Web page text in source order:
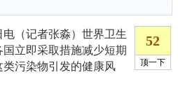
（记者张淼）世界卫生
立即采取措施减少短期
污染物引发的健康风